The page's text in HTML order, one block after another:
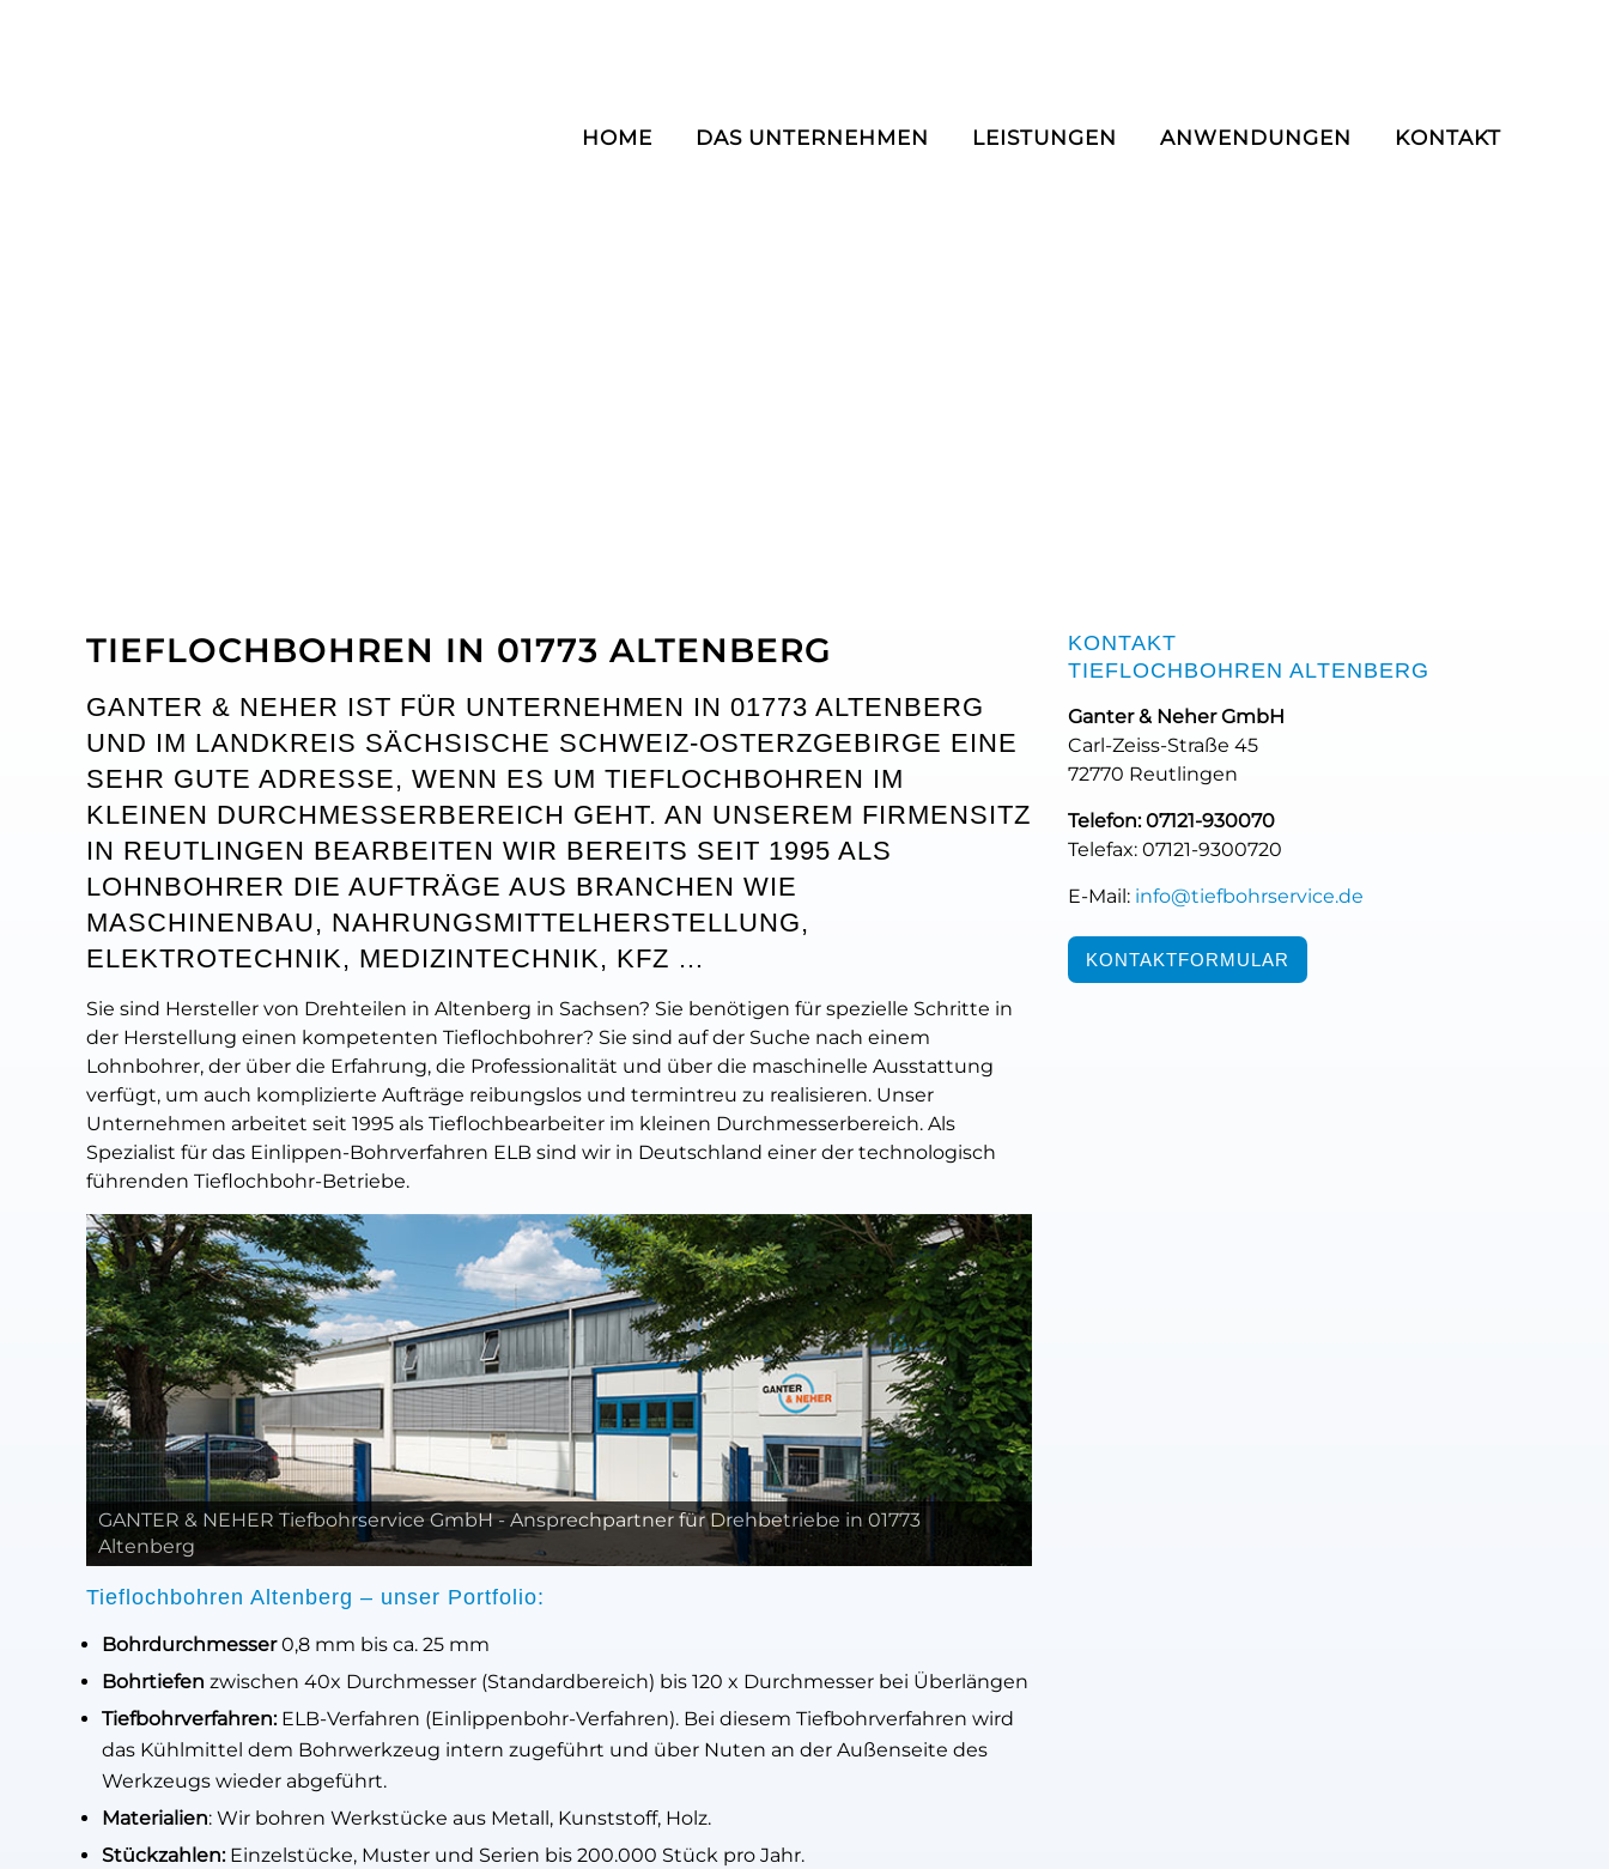
HOME DAS UNTERNEHMEN LEISTUNGEN ANWENDUNGEN KONTAKT
TIEFLOCHBOHREN IN 01773 ALTENBERG
GANTER & NEHER IST FÜR UNTERNEHMEN IN 01773 ALTENBERG
UND IM LANDKREIS SÄCHSISCHE SCHWEIZ-OSTERZGEBIRGE EINE
SEHR GUTE ADRESSE, WENN ES UM TIEFLOCHBOHREN IM
KLEINEN DURCHMESSERBEREICH GEHT. AN UNSEREM FIRMENSITZ
IN REUTLINGEN BEARBEITEN WIR BEREITS SEIT 1995 ALS
LOHNBOHRER DIE AUFTRÄGE AUS BRANCHEN WIE
MASCHINENBAU, NAHRUNGSMITTELHERSTELLUNG,
ELEKTROTECHNIK, MEDIZINTECHNIK, KFZ …
Sie sind Hersteller von Drehteilen in Altenberg in Sachsen? Sie benötigen für spezielle Schritte in
der Herstellung einen kompetenten Tieflochbohrer? Sie sind auf der Suche nach einem
Lohnbohrer, der über die Erfahrung, die Professionalität und über die maschinelle Ausstattung
verfügt, um auch komplizierte Aufträge reibungslos und termintreu zu realisieren. Unser
Unternehmen arbeitet seit 1995 als Tieflochbearbeiter im kleinen Durchmesserbereich. Als
Spezialist für das Einlippen-Bohrverfahren ELB sind wir in Deutschland einer der technologisch
führenden Tieflochbohr-Betriebe.
GANTER & NEHER Tiefbohrservice GmbH - Ansprechpartner für Drehbetriebe in 01773
Altenberg
Tieflochbohren Altenberg – unser Portfolio:
Bohrdurchmesser0,8 mm bis ca. 25 mm
Bohrtiefen zwischen 40x Durchmesser (Standardbereich) bis 120 x Durchmesser bei Überlängen
Tiefbohrverfahren: ELB-Verfahren (Einlippenbohr-Verfahren). Bei diesem Tiefbohrverfahren wird
das Kühlmittel dem Bohrwerkzeug intern zugeführt und über Nuten an der Außenseite des
Werkzeugs wieder abgeführt.
Materialien: Wir bohren Werkstücke aus Metall, Kunststoff, Holz.
Stückzahlen:Einzelstücke, Muster und Serien bis 200.000 Stück pro Jahr.
KONTAKT
TIEFLOCHBOHREN ALTENBERG
Ganter & Neher GmbH
Carl-Zeiss-Straße 45
72770 Reutlingen
Telefon: 07121-930070
Telefax: 07121-9300720
E-Mail: info@tiefbohrservice.de
KONTAKTFORMULAR